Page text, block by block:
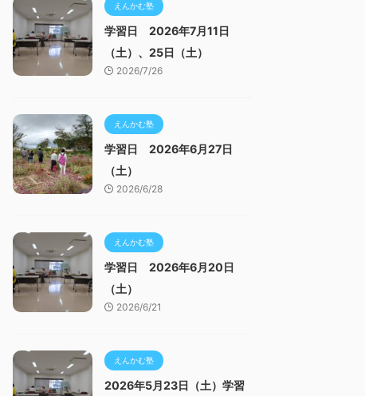
えんかむ塾
学習日 2026年7月11日
（土）、25日（土）
2026/7/26
えんかむ塾
学習日 2026年6月27日
（土）
2026/6/28
えんかむ塾
学習日 2026年6月20日
（土）
2026/6/21
えんかむ塾
2026年5月23日（土）学習